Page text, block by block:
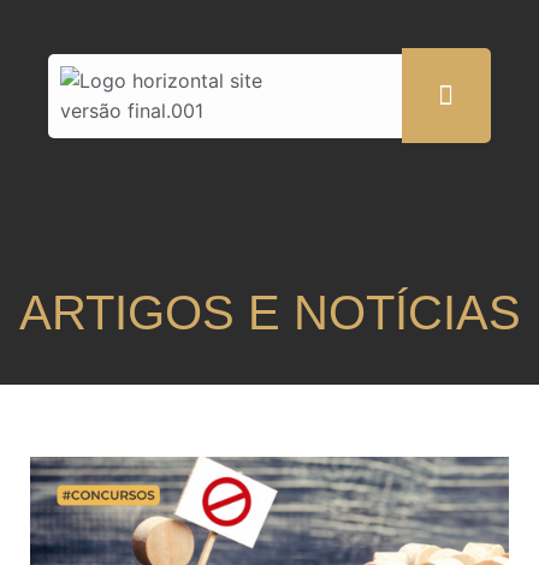
ARTIGOS E NOTÍCIAS